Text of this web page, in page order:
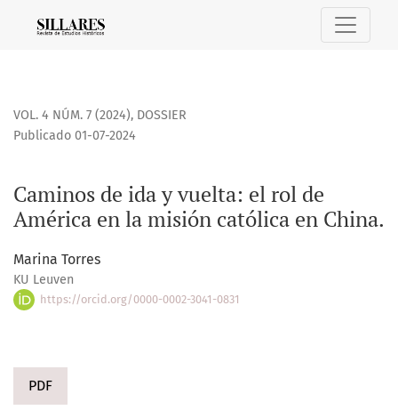
Caminos de ida y vuelta: el rol de América en la misión
VOL. 4 NÚM. 7 (2024), DOSSIER
Caminos de ida y vuelta: el rol de
América en la misión católica en China.
Publicado 01-07-2024
Marina Torres
KU Leuven
https://orcid.org/0000-0002-3041-0831
PDF